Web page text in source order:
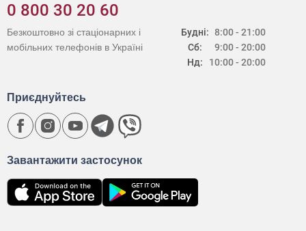
0 800 30 20 60
Будні:
Сб:
Нд:
8:00 - 21:00
9:00 - 20:00
10:00 - 20:00
Безкоштовно зі стаціонарних і
мобільних телефонів в Україні
Завантажити застосунок
Приєднуйтесь